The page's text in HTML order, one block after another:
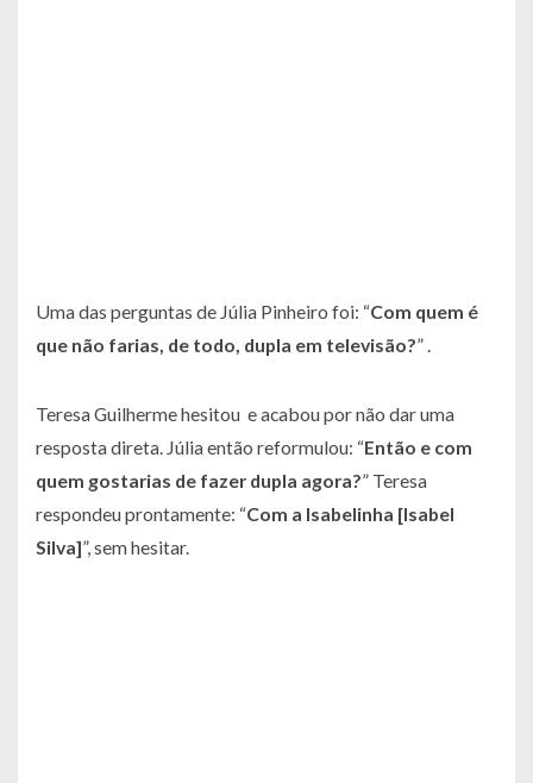
Uma das perguntas de Júlia Pinheiro foi: “Com quem é
que não farias, de todo, dupla em televisão?” .
Teresa Guilherme hesitou e acabou por não dar uma
resposta direta. Júlia então reformulou: “Então e com
quem gostarias de fazer dupla agora?” Teresa
respondeu prontamente: “Com a Isabelinha [Isabel
Silva]”, sem hesitar.